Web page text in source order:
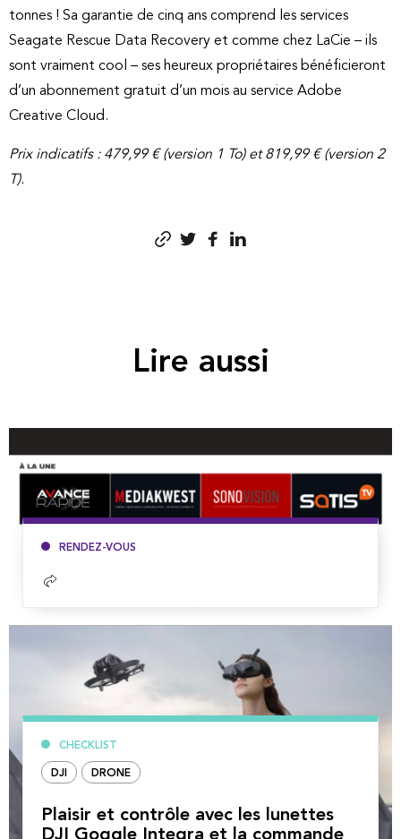
tonnes ! Sa garantie de cinq ans comprend les services
Seagate Rescue Data Recovery et comme chez LaCie – ils
sont vraiment cool – ses heureux propriétaires bénéficieront
d’un abonnement gratuit d’un mois au service Adobe
Creative Cloud.
Prix indicatifs : 479,99 € (version 1 To) et 819,99 € (version 2
T).
Lire aussi
RENDEZ-VOUS
Lire
CHECKLIST
DJI DRONE
Plaisir et contrôle avec les lunettes